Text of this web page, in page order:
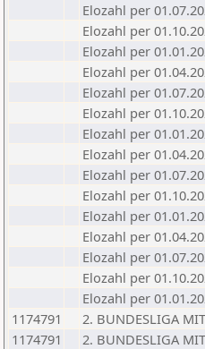
Elozahl per
Elozahl per
Elozahl per
Elozahl per
Elozahl per
Elozahl per
Elozahl per
Elozahl per
Elozahl per
Elozahl per
Elozahl per
Elozahl per
Elozahl per
Elozahl per
Elozahl per
1174791
2. BUNDESLIGA
1174791
2. BUNDESLIGA